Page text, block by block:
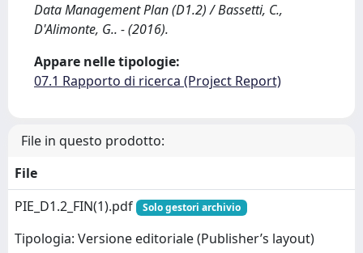
Data Management Plan (D1.2) / Bassetti, C.,
D'Alimonte, G.. - (2016).
Appare nelle tipologie:
07.1 Rapporto di ricerca (Project Report)
File in questo prodotto:
File
PIE_D1.2_FIN(1).pdf
Solo gestori archivio
Tipologia: Versione editoriale (Publisher’s layout)